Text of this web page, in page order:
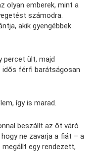
olyan emberek, mint a
számodra.
akik gyengébbek
percet ült, majd
idős férfi barátságosan
így is marad.
beszállt az őt váró
ne zavarja a fiát – a
egy rendezett,